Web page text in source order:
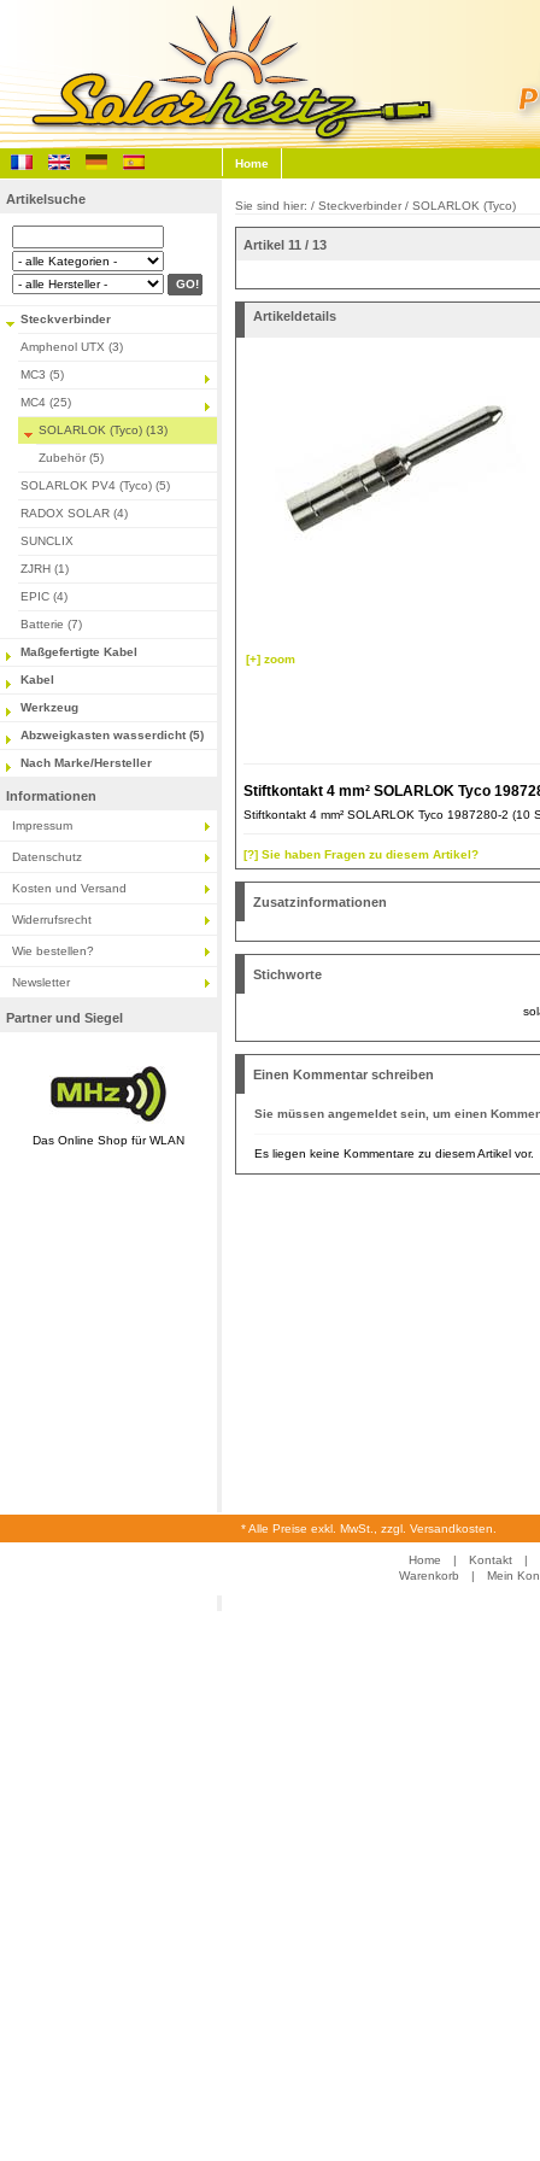
Home
Artikelsuche
Steckverbinder
Amphenol UTX (3)
MC3 (5)
MC4 (25)
SOLARLOK (Tyco) (13)
Zubehör (5)
SOLARLOK PV4 (Tyco) (5)
RADOX SOLAR (4)
SUNCLIX
ZJRH (1)
EPIC (4)
Batterie (7)
Maßgefertigte Kabel
Kabel
Werkzeug
Abzweigkasten wasserdicht (5)
Nach Marke/Hersteller
Informationen
Impressum
Datenschutz
Kosten und Versand
Widerrufsrecht
Wie bestellen?
Newsletter
Partner und Siegel
Das Online Shop für WLAN
Sie sind hier: / Steckverbinder / SOLARLOK (Tyco)
Artikel 11 / 13
Artikeldetails
[+] zoom
Stiftkontakt 4 mm² SOLARLOK Tyco
Stiftkontakt 4 mm² SOLARLOK Tyco 1987280-2 (10
[?] Sie haben Fragen zu diesem Artikel?
Zusatzinformationen
Stichworte
Einen Kommentar schreiben
Sie müssen angemeldet sein, um einen
Es liegen keine Kommentare zu diesem Artikel vor.
* Alle Preise exkl. MwSt., zzgl. Versandkosten.
Home | Kontakt
|
Warenkorb
| Mein